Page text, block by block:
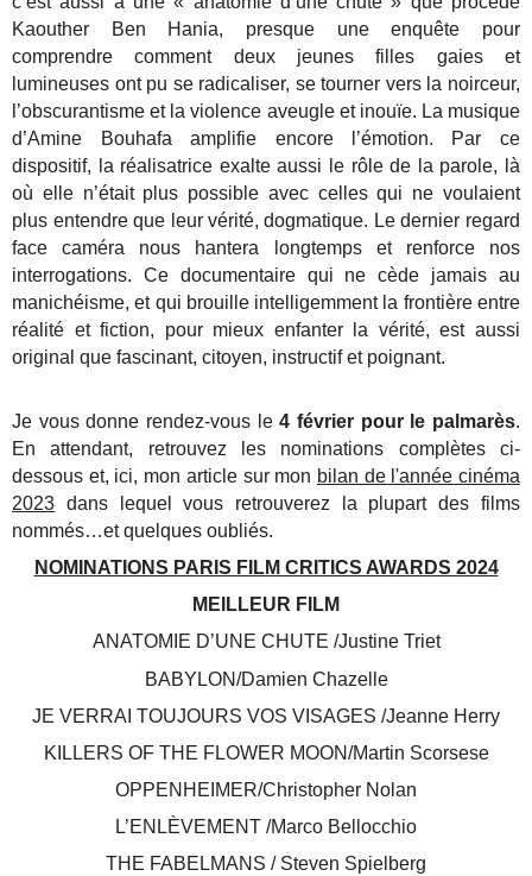
Kaouther Ben Hania, presque une enquête pour
comprendre comment deux jeunes filles gaies et
lumineuses ont pu se radicaliser, se tourner vers la noirceur,
l’obscurantisme et la violence aveugle et inouïe. La musique
d’Amine Bouhafa amplifie encore l’émotion. Par ce
dispositif, la réalisatrice exalte aussi le rôle de la parole, là
où elle n’était plus possible avec celles qui ne voulaient
plus entendre que leur vérité, dogmatique. Le dernier regard
face caméra nous hantera longtemps et renforce nos
interrogations. Ce documentaire qui ne cède jamais au
manichéisme, et qui brouille intelligemment la frontière entre
réalité et fiction, pour mieux enfanter la vérité, est aussi
original que fascinant, citoyen, instructif et poignant.
Je vous donne rendez-vous le4 février pour le palmarès.
En attendant, retrouvez les nominations complètes ci-
dessous et, ici, mon article sur mon bilan de l'année cinéma
2023 dans lequel vous retrouverez la plupart des films
nommés…et quelques oubliés.
NOMINATIONS PARIS FILM CRITICS AWARDS 2024
MEILLEUR FILM
ANATOMIE D’UNE CHUTE /Justine Triet
BABYLON/Damien Chazelle
JE VERRAI TOUJOURS VOS VISAGES /Jeanne Herry
KILLERS OF THE FLOWER MOON/Martin Scorsese
OPPENHEIMER/Christopher Nolan
L’ENLÈVEMENT /Marco Bellocchio
THE FABELMANS / Steven Spielberg